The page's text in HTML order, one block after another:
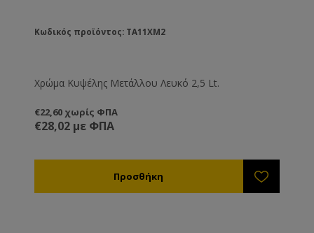
Κωδικός προϊόντος: TA11XM2
Χρώμα Κυψέλης Μετάλλου Λευκό 2,5 Lt.
€22,60 χωρίς ΦΠΑ
€28,02 με ΦΠΑ